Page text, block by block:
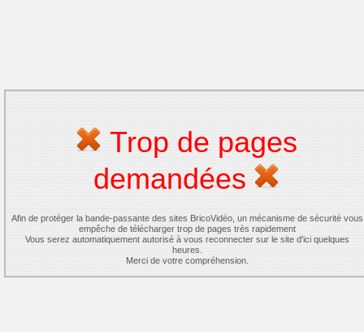
Trop de pages
demandées
Afin de protéger la bande-passante des sites BricoVidéo, un mécanisme de sécurité vous
empêche de télécharger trop de pages très rapidement
Vous serez automatiquement autorisé à vous reconnecter sur le site d'ici quelques
heures.
Merci de votre compréhension.